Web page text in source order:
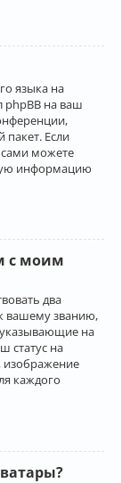
языка на
phpBB на ваш
Если
сами можете
информацию
с моим
два
вашему званию,
указывающие на
статус на
изображение
каждого